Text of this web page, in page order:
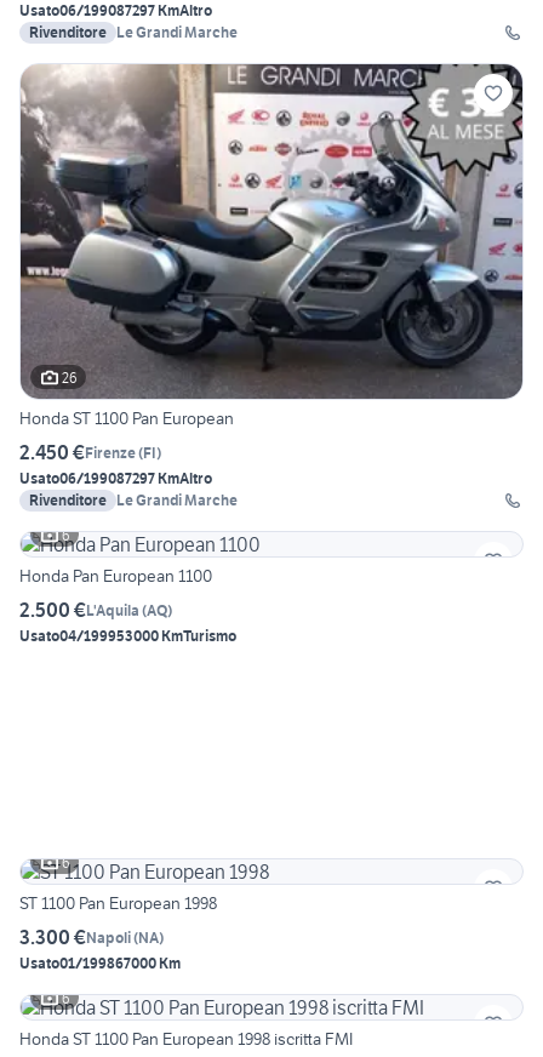
Usato06/199087297 KmAltro
Rivenditore Le Grandi Marche
26
Honda ST 1100 Pan European
2.450 €Firenze(FI)
Usato06/199087297 KmAltro
Rivenditore Le Grandi Marche
6
Honda Pan European 1100
2.500 €L'Aquila (AQ)
Usato04/199953000 KmTurismo
6
ST 1100 Pan European 1998
3.300 €Napoli(NA)
Usato01/199867000 Km
6
Honda ST 1100 Pan European 1998 iscritta FMI